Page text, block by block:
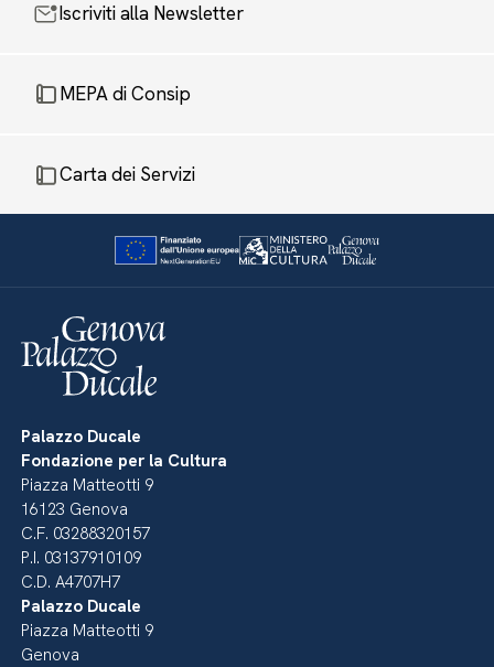
Iscriviti alla Newsletter
MEPA di Consip
Carta dei Servizi
Palazzo Ducale
Fondazione per la Cultura
Piazza Matteotti 9
16123 Genova
C.F. 03288320157
P.I. 03137910109
C.D. A4707H7
Palazzo Ducale
Piazza Matteotti 9
Genova